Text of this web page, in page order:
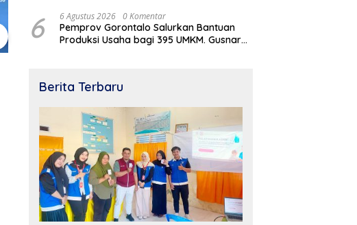
Bukti Nyata Pemerataan
6 6 Agustus 2026 0 Komentar
Pemprov Gorontalo Salurkan Bantuan
Produksi Usaha bagi 395 UMKM. Gusnar
Berita Terbaru